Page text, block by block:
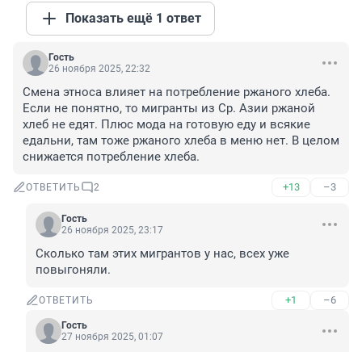
Показать ещё 1 ответ
Гость
26 ноября 2025, 22:32
Смена этноса влияет на потребление ржаного хлеба.
Если не понятно, то мигранты из Ср. Азии ржаной
хлеб не едят. Плюс мода на готовую еду и всякие
едальни, там тоже ржаного хлеба в меню нет. В целом
снижается потребление хлеба.
ОТВЕТИТЬ 2 +13 –3
Гость
26 ноября 2025, 23:17
Сколько там этих мигрантов у нас, всех уже
повыгоняли.
ОТВЕТИТЬ +1 –6
Гость
27 ноября 2025, 01:07